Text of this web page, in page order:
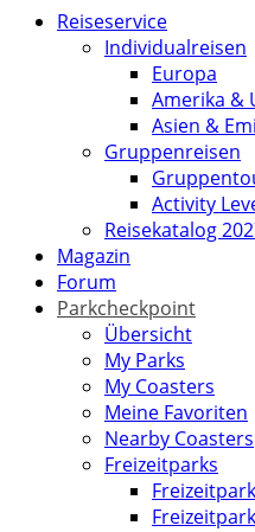
Reiseservice
Individualreisen
Europa
Amerika &
Asien &
Gruppenreisen
Activity
Reisekatalog
Magazin
Forum
Parkcheckpoint
Übersicht
My Parks
My Coasters
Meine Favoriten
Nearby Coasters
Freizeitparks